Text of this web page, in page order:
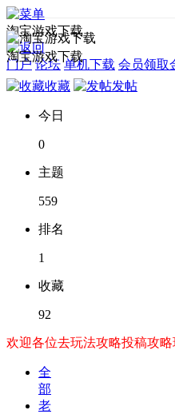
淘宝游戏下载
门户 论坛 单机下载 会员领取
淘宝游戏下载
收藏 发帖
今日
0
主题
559
排名
1
收藏
92
欢迎各位去玩法攻略投稿攻
全
部
老